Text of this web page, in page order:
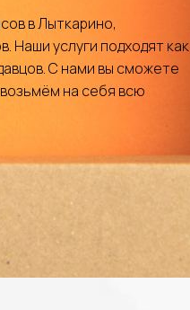
в Лыткарино,
Наши услуги подходят как
С нами вы сможете
на себя всю